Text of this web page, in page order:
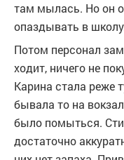
там мылась. Но он
опаздывать в
Потом персонал
ходит, ничего не
Карина стала реже
бывала то на
было помыться.
достаточно